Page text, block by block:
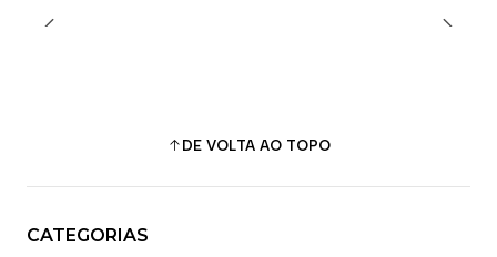
DE VOLTA AO TOPO
CATEGORIAS